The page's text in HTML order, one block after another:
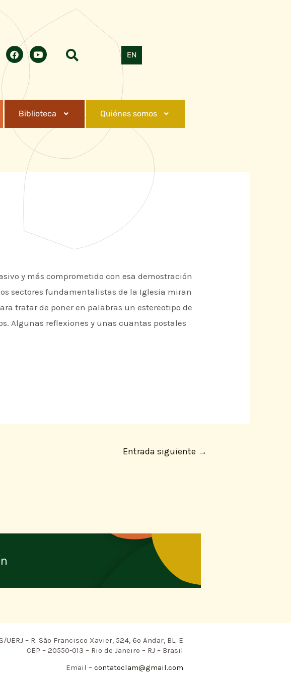
EN
Biblioteca Quiénes somos
y más comprometido con esa demostración
sectores fundamentalistas de la Iglesia miran
tratar de poner en palabras un estereotipo de
Algunas reflexiones y unas cuantas postales
Entrada siguiente →
UERJ – R. São Francisco Xavier, 524, 6º Andar, BL. E
CEP – 20550-013 – Rio de Janeiro – RJ – Brasil
Email –contatoclam@gmail.com